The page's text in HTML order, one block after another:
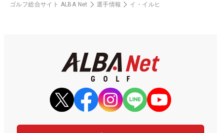
ゴルフ総合サイト ALBA Net 選手情報 イ・イルヒ